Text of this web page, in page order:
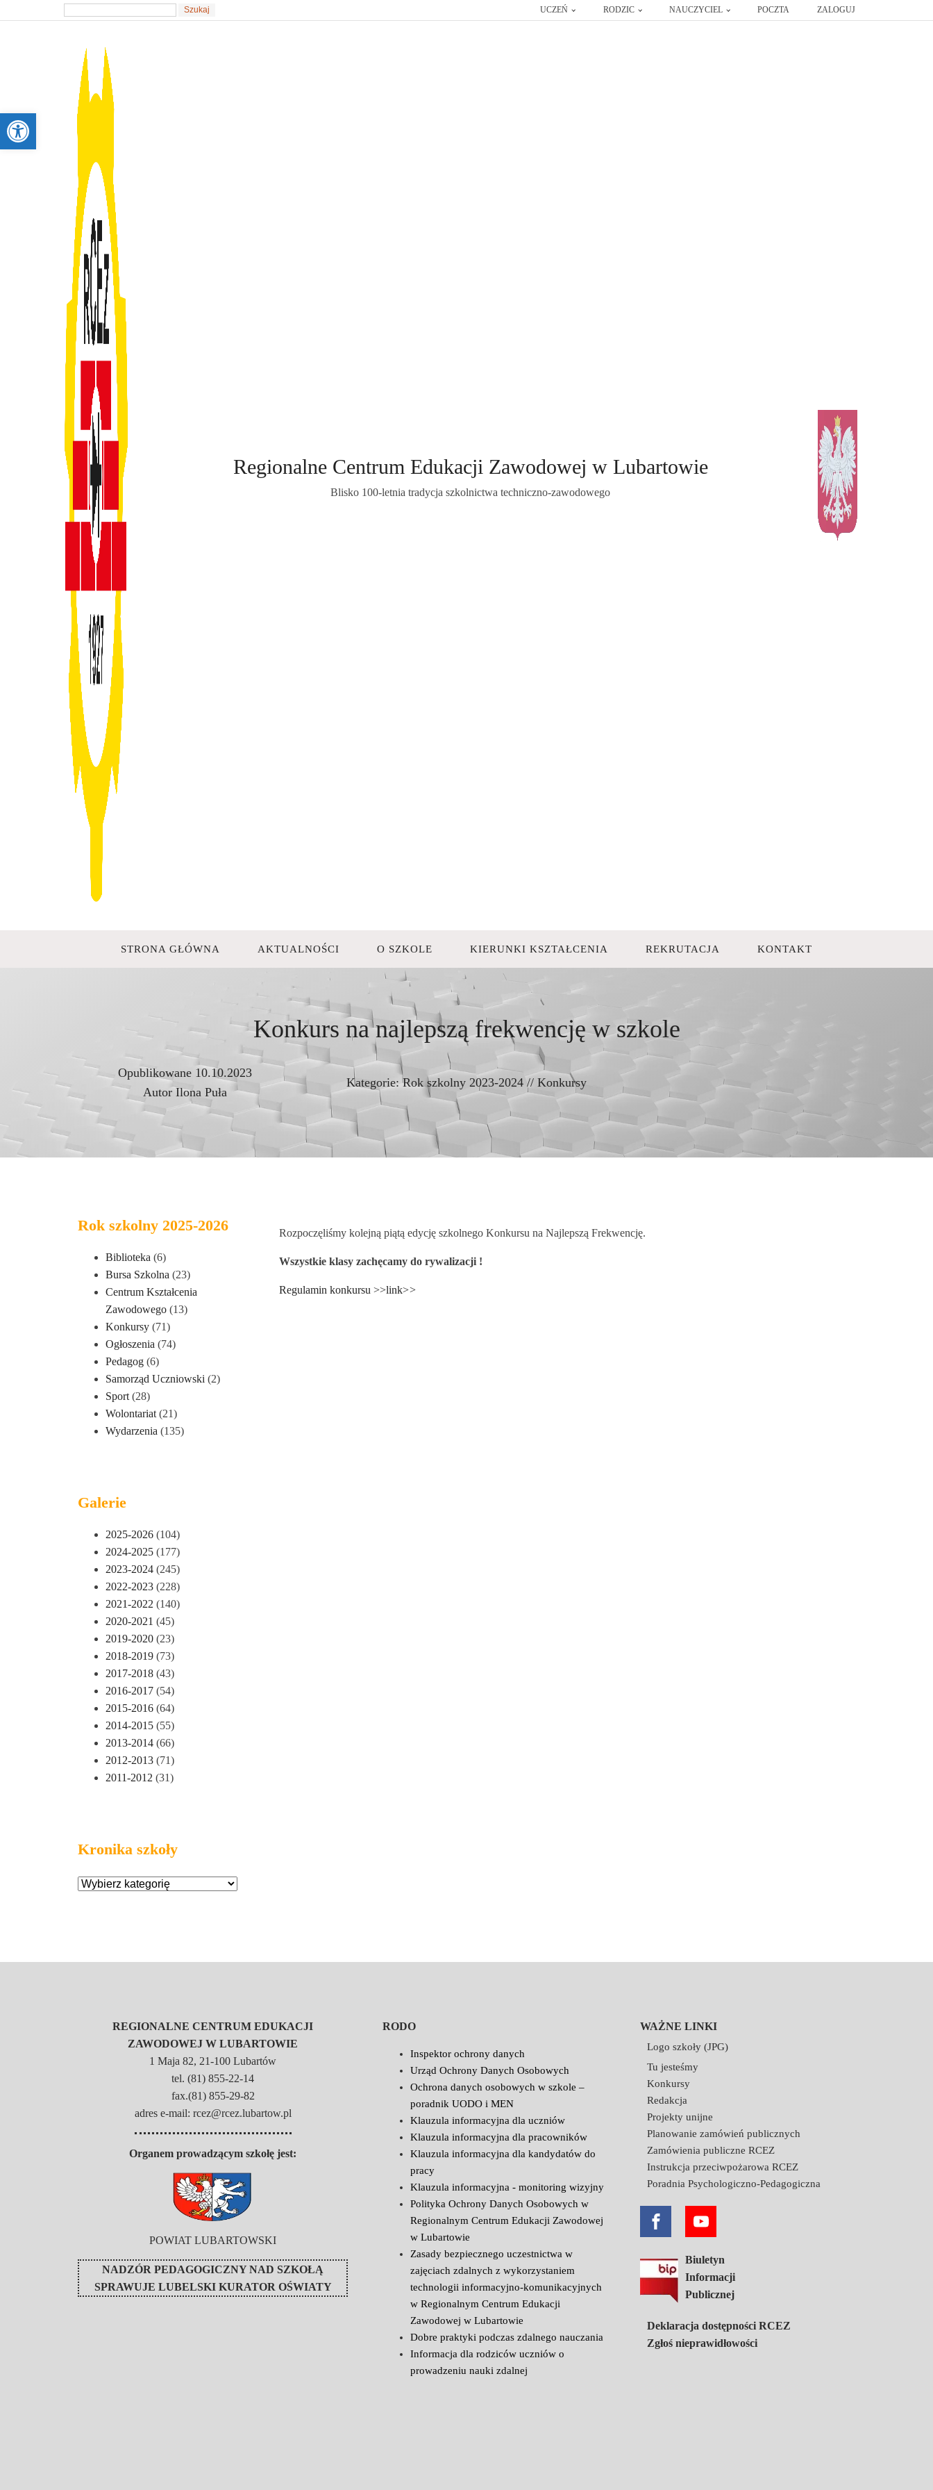
UCZEŃ RODZIC NAUCZYCIEL POCZTA ZALOGUJ
Regionalne Centrum Edukacji Zawodowej w Lubartowie
Blisko 100-letnia tradycja szkolnictwa techniczno-zawodowego
STRONA GŁÓWNA AKTUALNOŚCI O SZKOLE KIERUNKI KSZTAŁCENIA REKRUTACJA KONTAKT
Konkurs na najlepszą frekwencję w szkole
Opublikowane 10.10.2023
Autor Ilona Puła
Kategorie:Rok szkolny 2023-2024 // Konkursy
Rok szkolny 2025-2026
Biblioteka (6)
Bursa Szkolna (23)
Centrum Kształcenia
Zawodowego (13)
Konkursy (71)
Ogłoszenia (74)
Pedagog (6)
Samorząd Uczniowski (2)
Sport (28)
Wolontariat (21)
Wydarzenia (135)
Galerie
2025-2026 (104)
2024-2025 (177)
2023-2024 (245)
2022-2023 (228)
2021-2022 (140)
2020-2021 (45)
2019-2020 (23)
2018-2019 (73)
2017-2018 (43)
2016-2017 (54)
2015-2016 (64)
2014-2015 (55)
2013-2014 (66)
2012-2013 (71)
2011-2012 (31)
Kronika szkoły
Rozpoczęliśmy kolejną piątą edycję szkolnego Konkursu na Najlepszą Frekwencję.
Wszystkie klasy zachęcamy do rywalizacji !
Regulamin konkursu >>link>>
REGIONALNE CENTRUM EDUKACJI
ZAWODOWEJ W LUBARTOWIE
1 Maja 82, 21-100 Lubartów
tel. (81) 855-22-14
fax.(81) 855-29-82
adres e-mail: rcez@rcez.lubartow.pl
Organem prowadzącym szkołę jest:
POWIAT LUBARTOWSKI
NADZÓR PEDAGOGICZNY NAD SZKOŁĄ
SPRAWUJE LUBELSKI KURATOR OŚWIATY
RODO
Inspektor ochrony danych
Urząd Ochrony Danych Osobowych
Ochrona danych osobowych w szkole –
poradnik UODO i MEN
Klauzula informacyjna dla uczniów
Klauzula informacyjna dla pracowników
Klauzula informacyjna dla kandydatów do
pracy
Klauzula informacyjna - monitoring wizyjny
Polityka Ochrony Danych Osobowych w
Regionalnym Centrum Edukacji Zawodowej
w Lubartowie
Zasady bezpiecznego uczestnictwa w
zajęciach zdalnych z wykorzystaniem
technologii informacyjno-komunikacyjnych
w Regionalnym Centrum Edukacji
Zawodowej w Lubartowie
Dobre praktyki podczas zdalnego nauczania
Informacja dla rodziców uczniów o
prowadzeniu nauki zdalnej
WAŻNE LINKI
Logo szkoły (JPG)
Tu jesteśmy
Konkursy
Redakcja
Projekty unijne
Planowanie zamówień publicznych
Zamówienia publiczne RCEZ
Instrukcja przeciwpożarowa RCEZ
Poradnia Psychologiczno-Pedagogiczna
Biuletyn
Informacji
Publicznej
Deklaracja dostępności RCEZ
Zgłoś nieprawidłowości
Otwórz pasek narzędzi